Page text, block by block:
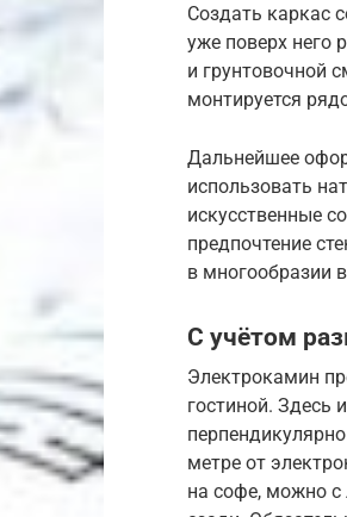
Создать каркас
уже поверх него
и грунтовочной
монтируется
Дальнейшее
использовать
искусственные
предпочтение
в многообразии
С учётом
Электрокамин
гостиной. Здесь
метре от
на софе, можно с